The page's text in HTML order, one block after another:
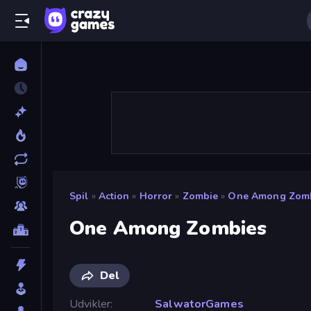
Spil » Action » Horror » Zombie » One Among
One Among Zombies
Del
Udvikler
SalwatorGames